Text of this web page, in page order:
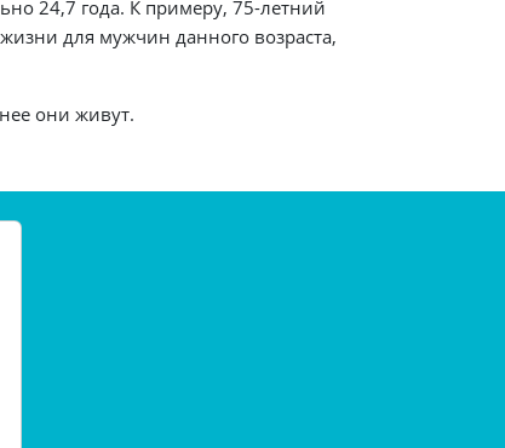
24,7 года. К примеру, 75-летний
для мужчин данного возраста,
они живут.